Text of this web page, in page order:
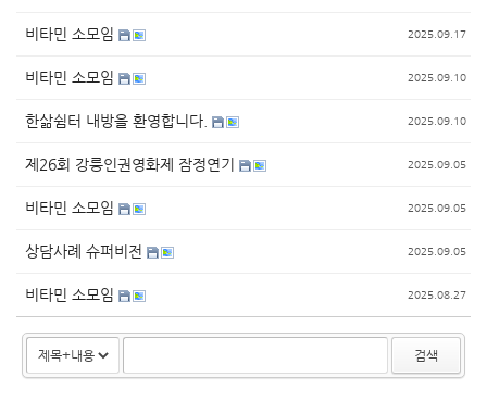
비타민 소모임 2025.09.17
비타민 소모임 2025.09.10
한삶쉼터 내방을 환영합니다. 2025.09.10
제26회 강릉인권영화제 잠정연기 2025.09.05
비타민 소모임 2025.09.05
상담사례 슈퍼비전 2025.09.05
비타민 소모임 2025.08.27
검색